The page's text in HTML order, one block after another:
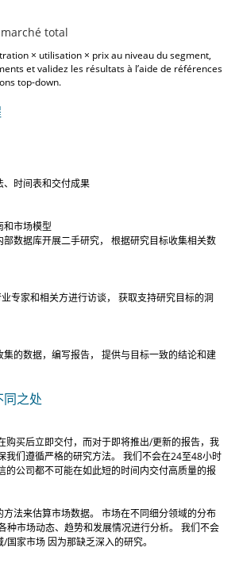
total
× utilisation × prix au niveau du segment,
et validez les résultats à l’aide de références
top-down.
、时间表和交付成果
和市场模型
数据库开展二手研究， 根据研究目标收集相关数
专家和相关方进行访谈， 获取支持研究目标的洞
的数据，编写报告， 提供与目标一致的结论和建
之处
购买后立即交付，而对于即将推出/更新的报告，我
们遵循严格的研究方法。 我们不会在24至48小时
的公司都不可能在如此短的时间内交付高质量的报
法来估算市场数据。 市场在不同细分领域的分布
种市场动态、趋势和发展情况进行分析。 我们不会
/国家市场 因为那缺乏深入的研究。